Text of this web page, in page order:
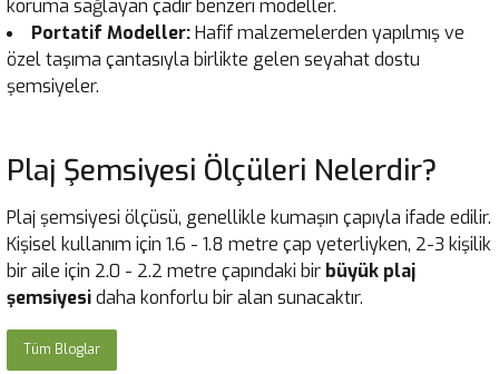
koruma sağlayan çadır benzeri modeller.
Portatif Modeller:Hafif malzemelerden yapılmış ve
özel taşıma çantasıyla birlikte gelen seyahat dostu
şemsiyeler.
Plaj Şemsiyesi Ölçüleri Nelerdir?
Plaj şemsiyesi ölçüsü, genellikle kumaşın çapıyla ifade edilir.
Kişisel kullanım için 1.6 - 1.8 metre çap yeterliyken, 2-3 kişilik
bir aile için 2.0 - 2.2 metre çapındaki bir büyük plaj
şemsiyesidaha konforlu bir alan sunacaktır.
Tüm Bloglar